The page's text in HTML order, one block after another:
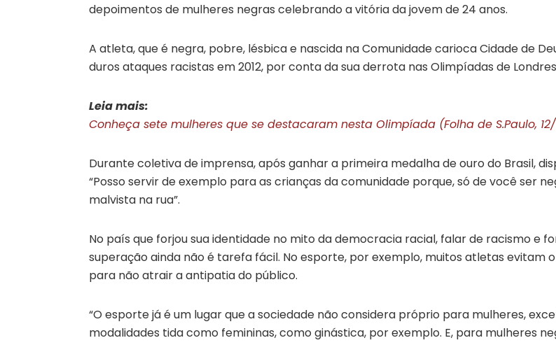
depoimentos de mulheres negras celebrando a vitória da jovem de 24 anos.
A atleta, que é negra, pobre, lésbica e nascida na Comunidade carioca Cidade de
duros ataques racistas em 2012, por conta da sua derrota nas Olimpíadas de
Leia mais:
Conheça sete mulheres que se destacaram nesta Olimpíada (Folha de S.Paulo,
Durante coletiva de imprensa, após ganhar a primeira medalha de ouro do Brasil,
“Posso servir de exemplo para as crianças da comunidade porque, só de você ser
malvista na rua”.
No país que forjou sua identidade no mito da democracia racial, falar de racismo e
superação ainda não é tarefa fácil. No esporte, por exemplo, muitos atletas evitam
para não atrair a antipatia do público.
“O esporte já é um lugar que a sociedade não considera próprio para mulheres,
modalidades tida como femininas, como ginástica, por exemplo. E, para mulheres